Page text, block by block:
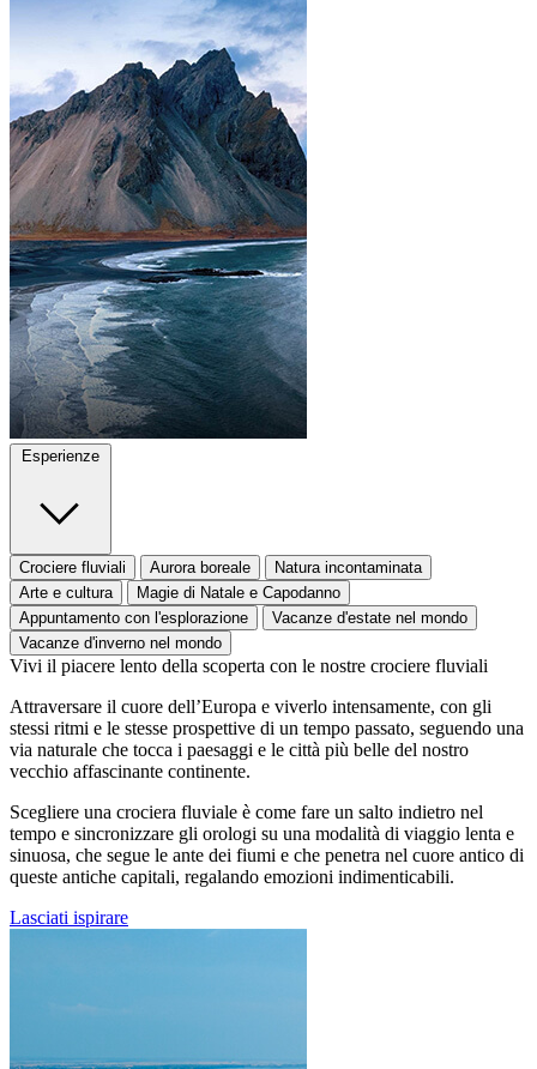
Esperienze
Crociere fluviali Aurora boreale
Natura incontaminata
Arte e cultura
Magie di Natale e Capodanno
Appuntamento con l'esplorazione
Vacanze d'estate nel mondo
Vacanze d'inverno nel mondo
Vivi il piacere lento della scoperta con le nostre crociere fluviali
Attraversare il cuore dell’Europa e viverlo intensamente, con gli
stessi ritmi e le stesse prospettive di un tempo passato, seguendo una
via naturale che tocca i paesaggi e le città più belle del nostro
vecchio affascinante continente.
Scegliere una crociera fluviale è come fare un salto indietro nel
tempo e sincronizzare gli orologi su una modalità di viaggio lenta e
sinuosa, che segue le ante dei fiumi e che penetra nel cuore antico di
queste antiche capitali, regalando emozioni indimenticabili.
Lasciati ispirare